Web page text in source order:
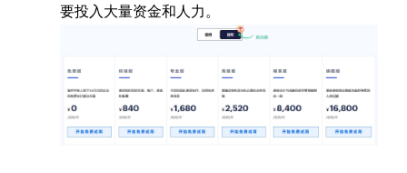
要投入大量资金和人力。